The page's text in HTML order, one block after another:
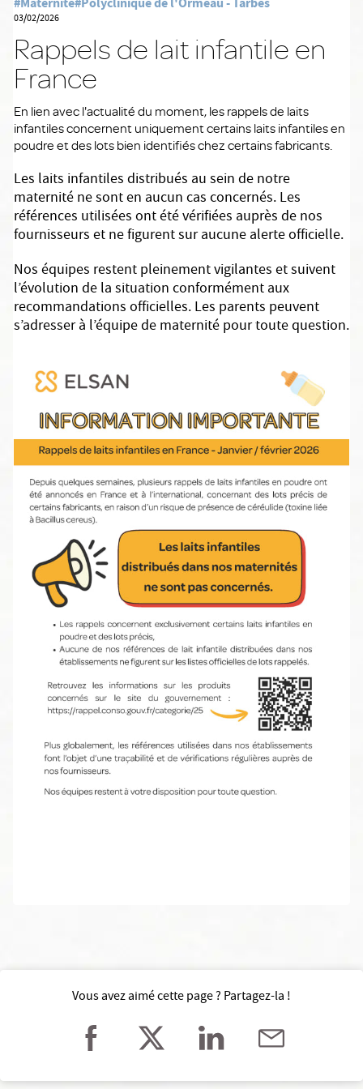
03/02/2026
Rappels de lait infantile en
France
En lien avec l'actualité du moment, les rappels de laits
infantiles concernent uniquement certains laits infantiles en
poudre et des lots bien identifiés chez certains fabricants.
Les laits infantiles distribués au sein de notre
maternité ne sont en aucun cas concernés. Les
références utilisées ont été vérifiées auprès de nos
fournisseurs et ne figurent sur aucune alerte officielle.
Nos équipes restent pleinement vigilantes et suivent
l’évolution de la situation conformément aux
recommandations officielles. Les parents peuvent
s’adresser à l’équipe de maternité pour toute question.
Vous avez aimé cette page ? Partagez-la !